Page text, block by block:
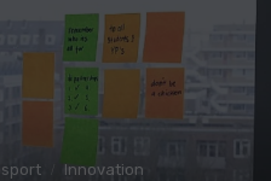
Innovation